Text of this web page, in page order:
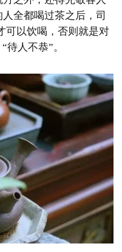
全都喝过茶之后，司
可以饮喝，否则就是对
待人不恭”。